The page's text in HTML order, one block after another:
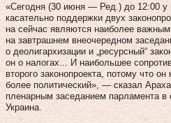
«Сегодня (30 июня — Ред.) до 12:00 у
касательно поддержки двух
на сейчас являются наиболее
на завтрашнем внеочередном
о деолигархизации и „ресурсный“
он о налогах... И наибольшее
второго законопроекта, потому что
более политический», — сказал
пленарным заседанием парламента в
Украина.